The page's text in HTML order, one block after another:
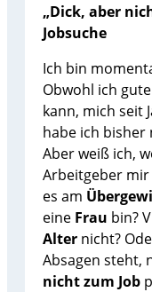
„Dick, aber
Jobsuche
Ich bin
Obwohl ich gute
kann, mich seit
habe ich bisher
Aber weiß ich,
Arbeitgeber mir
es am
eine Frau bin?
Alter nicht?
Absagen steht,
nicht zum Job